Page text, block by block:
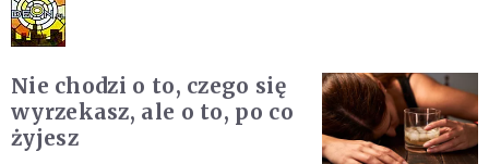
Nie chodzi o to, czego się
wyrzekasz, ale o to, po co
żyjesz